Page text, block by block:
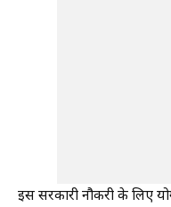
इस सरकारी नौकरी के लिए